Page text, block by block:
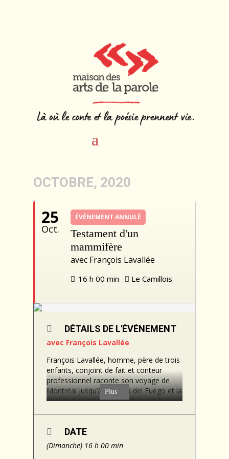
OCTOBRE, 2020
25
Oct.
ÉVÉNEMENT ANNULÉ
Testament d'un
mammifère
avec François Lavallée
16 h 00 min Le Camillois
Plus
DÉTAILS DE L'ÉVÉNEMENT
avec François Lavallée
François Lavallée, homme, père de trois
enfants, conjoint de fait et conteur
professionnel raconte son voyage de
Montréal jusqu’à la Tierra del Fuego et la
Patagonie après avoir réalisé que la vie
marche dans sa toundra en solitaire
avec le but d’atteindre le bout du monde
pour y trouver la paix.
DATE
(Dimanche) 16 h 00 min